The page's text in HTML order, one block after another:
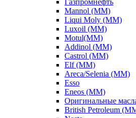
Газпромнефть
Mannol (ММ)
Liqui Moly (ММ)
Luxoil (ММ)
Motul(ММ)
Addinol (ММ)
Castrol (ММ)
Elf (ММ)
Areca/Selenia (ММ)
Esso
Eneos (ММ)
Оригинальные
British Petroleum